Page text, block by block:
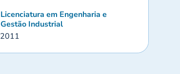
Licenciatura em Engenharia e
Gestão Industrial
2011